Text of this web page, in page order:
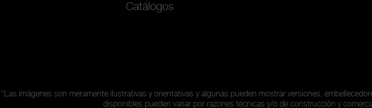
Catálogos
*Las imágenes son meramente ilustrativas y orientativas y algunas pueden mostrar versiones,
disponibles pueden variar por razones técnicas y/o de construcción y